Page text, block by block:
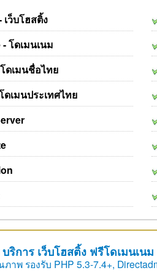
ว็บโฮสติ้ง
โดเมนเนม
ดเมนชื่อไทย
ดเมนประเทศไทย
ริการ เว็บโฮสติ้ง ฟรีโดเมนเนม
พ รองรับ PHP 5.3-7.4+,